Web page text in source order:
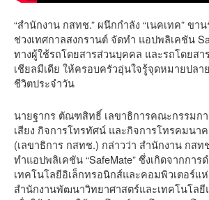
“สำนักงาน กสทช.” ผนึกกำลัง “เนคเทค” ขา
ช่วงเทศกาลสงกรานต์ จัดทำ แอปพลิเคชัน
ทางผู้ใช้รถโดยสารส่วนบุคคล และรถโดยส
เชียลมีเดีย ให้ครอบครัวอุ่นใจรู้จุดหมายปล
ชีวิตประจำวัน
นายฐากร ตัณฑสิทธิ์ เลขาธิการคณะกรรมกา
เสียง กิจการโทรทัศน์ และกิจการโทรคมนา
(เลขาธิการ กสทช.) กล่าวว่า สำนักงาน กส
ทำแอปพลิเคชัน “SafeMate” ซึ่งเกิดจากการ
เทคโนโลยีอิเล็กทรอนิกส์และคอมพิวเตอร์แ
สำนักงานพัฒนาวิทยาศาสตร์และเทคโนโล